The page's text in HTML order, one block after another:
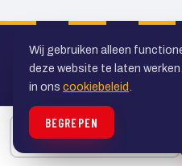
Uw specialist in
regio Utrecht. Al ruim veertig
Wij gebruiken alleen
deze website te laten
in ons cookiebeleid
BEGREPEN
BELLEN